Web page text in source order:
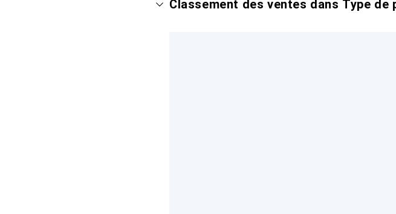
Classement des ventes dans Type